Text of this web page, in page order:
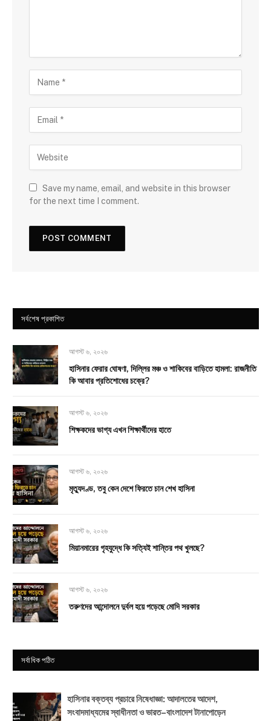
Save my name, email, and website in this browser
for the next time I comment.
সর্বশেষ প্রকাশিত
আগস্ট ৬, ২০২৬
হাসিনার ফেরার ঘোষণা, দিল্লির মঞ্চ ও শাকিবের বাড়িতে হামলা: রাজনীতি
কি আবার প্রতিশোধের চক্রে?
আগস্ট ৬, ২০২৬
শিক্ষকদের ভাগ্য এখন শিক্ষার্থীদের হাতে
আগস্ট ৬, ২০২৬
মৃত্যুদণ্ড, তবু কেন দেশে ফিরতে চান শেখ হাসিনা
আগস্ট ৬, ২০২৬
মিয়ানমারের গৃহযুদ্ধে কি সত্যিই শান্তির পথ খুলছে?
আগস্ট ৬, ২০২৬
তরুণদের আন্দোলনে দুর্বল হয়ে পড়েছে মোদি সরকার
সর্বাধিক পঠিত
হাসিনার বক্তব্য প্রচারে নিষেধাজ্ঞা: আদালতের আদেশ,
সংবাদমাধ্যমের স্বাধীনতা ও ভারত–বাংলাদেশ টানাপোড়েন